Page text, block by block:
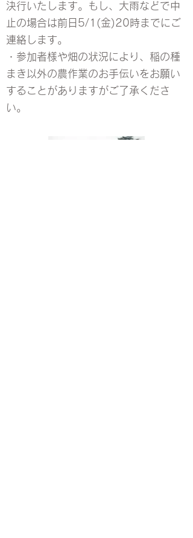
決行いたします。もし、大雨などで中
止の場合は前日5/1(金)20時までにご
連絡します。
・参加者様や畑の状況により、稲の種
まき以外の農作業のお手伝いをお願い
することがありますがご了承くださ
い。